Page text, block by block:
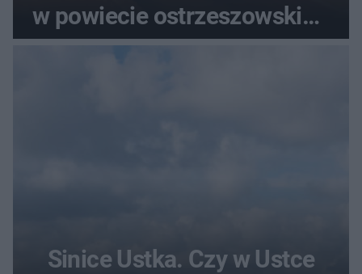
w powiecie ostrzeszowskim.
Które kierunki wybierali
Sinice Ustka. Czy w Ustce